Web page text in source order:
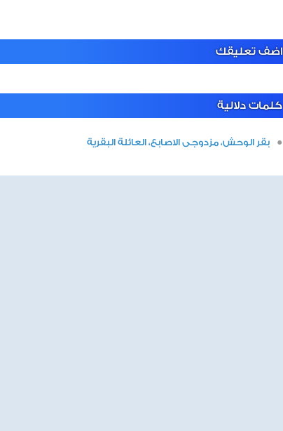
اضف تعليقك
كلمات دلالية
بقر الوحش، مزدوجى الاصابع، العائلة البقرية